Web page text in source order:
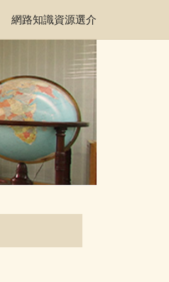
網路知識資源選介